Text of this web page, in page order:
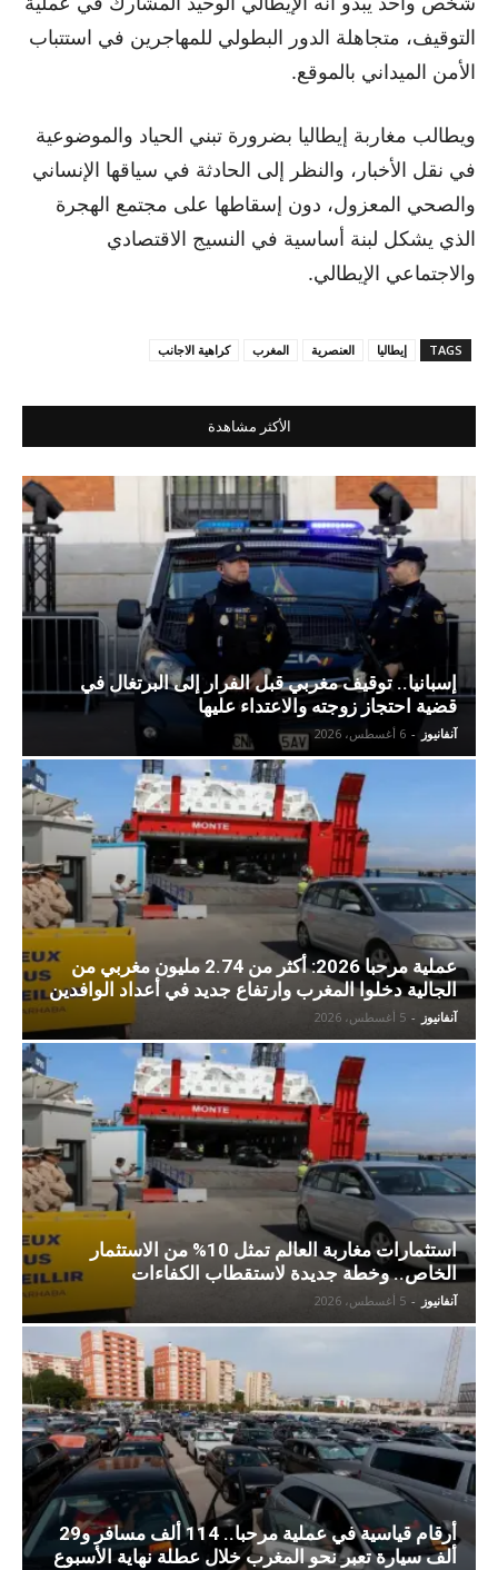
التوقيف، متجاهلة الدور البطولي للمهاجرين في استتباب
الأمن الميداني بالموقع.
ويطالب مغاربة إيطاليا بضرورة تبني الحياد والموضوعية
في نقل الأخبار، والنظر إلى الحادثة في سياقها الإنساني
والصحي المعزول، دون إسقاطها على مجتمع الهجرة
الذي يشكل لبنة أساسية في النسيج الاقتصادي
والاجتماعي الإيطالي.
TAGS إيطاليا العنصرية المغرب كراهية الاجانب
الأكثر مشاهدة
إسبانيا.. توقيف مغربي قبل الفرار إلى البرتغال في
قضية احتجاز زوجته والاعتداء عليها
آنفانيوز - 6 أغسطس، 2026
عملية مرحبا 2026: أكثر من 2.74 مليون مغربي من
الجالية دخلوا المغرب وارتفاع جديد في أعداد الوافدين
آنفانيوز - 5 أغسطس، 2026
استثمارات مغاربة العالم تمثل 10% من الاستثمار
الخاص.. وخطة جديدة لاستقطاب الكفاءات
آنفانيوز - 5 أغسطس، 2026
أرقام قياسية في عملية مرحبا.. 114 ألف مسافر و29
ألف سيارة تعبر نحو المغرب خلال عطلة نهاية الأسبوع